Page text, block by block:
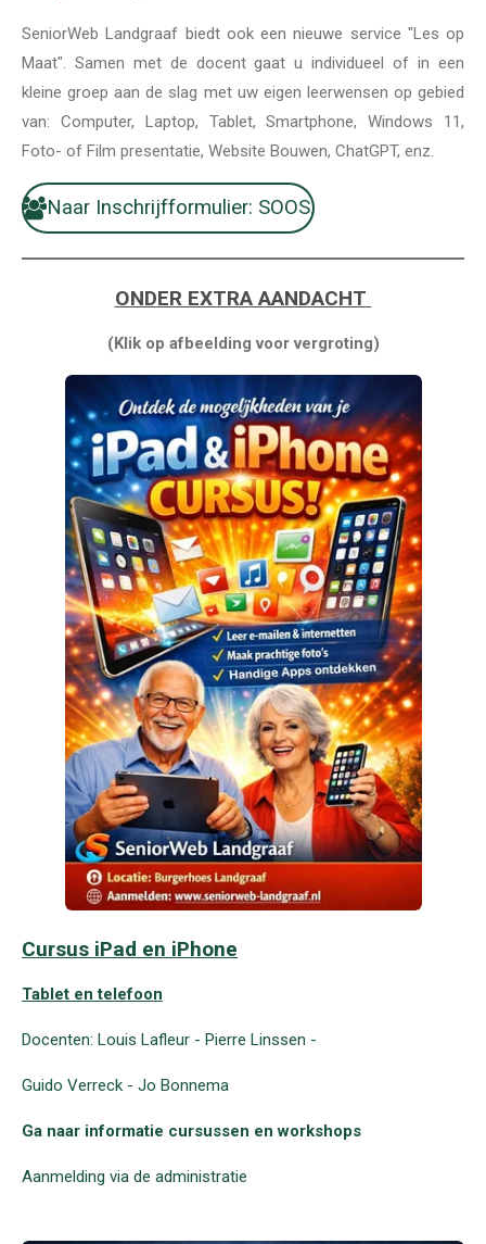
SeniorWeb Landgraaf biedt ook een nieuwe service "Les op
Maat". Samen met de docent gaat u individueel of in een
kleine groep aan de slag met uw eigen leerwensen op gebied
van: Computer, Laptop, Tablet, Smartphone, Windows 11,
Foto- of Film presentatie, Website Bouwen, ChatGPT, enz.
Naar Inschrijfformulier: SOOS.
ONDER EXTRA AANDACHT
(Klik op afbeelding voor vergroting)
Cursus iPad en iPhone
Tablet en telefoon
Docenten: Louis Lafleur - Pierre Linssen -
Guido Verreck - Jo Bonnema
Ga naar informatie cursussen en workshops
Aanmelding via de administratie